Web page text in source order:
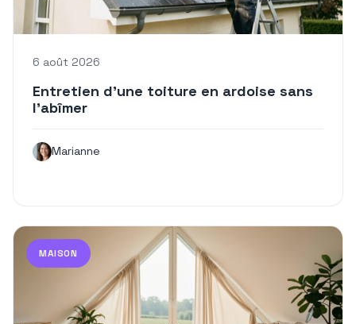
6 août 2026
Entretien d’une toiture en ardoise sans
l’abîmer
Marianne
MAISON